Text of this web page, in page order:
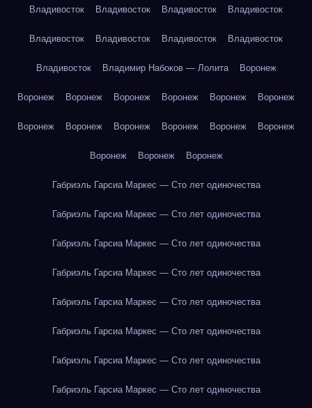
Владивосток Владивосток Владивосток Владивосток
Владивосток Владивосток Владивосток Владивосток
Владивосток Владимир Набоков — Лолита Воронеж
Воронеж Воронеж Воронеж Воронеж Воронеж Воронеж
Воронеж Воронеж Воронеж Воронеж Воронеж Воронеж
Воронеж Воронеж Воронеж
Габриэль Гарсиа Маркес — Сто лет одиночества
Габриэль Гарсиа Маркес — Сто лет одиночества
Габриэль Гарсиа Маркес — Сто лет одиночества
Габриэль Гарсиа Маркес — Сто лет одиночества
Габриэль Гарсиа Маркес — Сто лет одиночества
Габриэль Гарсиа Маркес — Сто лет одиночества
Габриэль Гарсиа Маркес — Сто лет одиночества
Габриэль Гарсиа Маркес — Сто лет одиночества